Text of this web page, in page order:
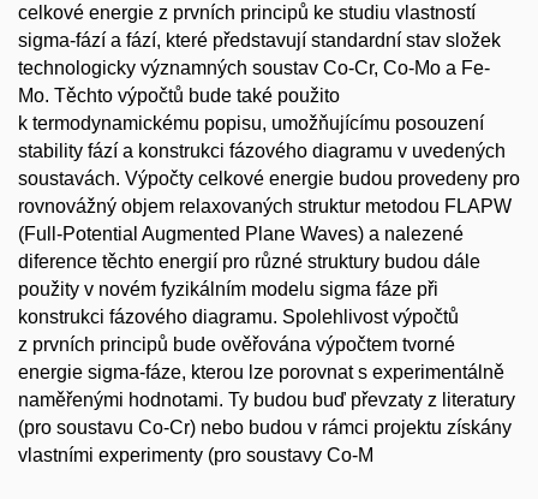
celkové energie z prvních principů ke studiu vlastností
sigma-fází a fází, které představují standardní stav složek
technologicky významných soustav Co-Cr, Co-Mo a Fe-
Mo. Těchto výpočtů bude také použito
k termodynamickému popisu, umožňujícímu posouzení
stability fází a konstrukci fázového diagramu v uvedených
soustavách. Výpočty celkové energie budou provedeny pro
rovnovážný objem relaxovaných struktur metodou FLAPW
(Full-Potential Augmented Plane Waves) a nalezené
diference těchto energií pro různé struktury budou dále
použity v novém fyzikálním modelu sigma fáze při
konstrukci fázového diagramu. Spolehlivost výpočtů
z prvních principů bude ověřována výpočtem tvorné
energie sigma-fáze, kterou lze porovnat s experimentálně
naměřenými hodnotami. Ty budou buď převzaty z literatury
(pro soustavu Co-Cr) nebo budou v rámci projektu získány
vlastními experimenty (pro soustavy Co-M